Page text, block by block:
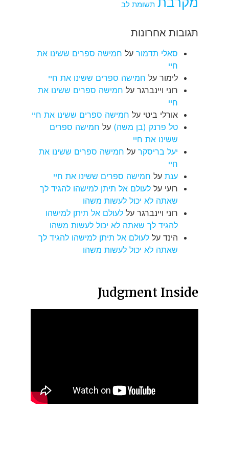
תשומת לב
תגובות אחרונות
סאלי תדמור על חמישה ספרים ששינו את
חיי
לימור על חמישה ספרים ששינו את חיי
רוני ויינברגר על חמישה ספרים ששינו את
חיי
אורלי ביטי על חמישה ספרים ששינו את חיי
טל פרנק (בן משה) על חמישה ספרים
ששינו את חיי
יעל בריסקר על חמישה ספרים ששינו את
חיי
ענת על חמישה ספרים ששינו את חיי
רועי על לעולם אל תיתן למישהו להגיד לך
שאתה לא יכול לעשות משהו
רוני ויינברגר על לעולם אל תיתן למישהו
להגיד לך שאתה לא יכול לעשות משהו
הינד על לעולם אל תיתן למישהו להגיד לך
שאתה לא יכול לעשות משהו
Judgment Inside